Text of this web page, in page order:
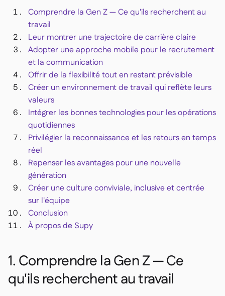
ERP
Agrégateurs
 Partenariats
Implementation
Comprendre la Gen Z — Ce qu'ils recherchent au
travail
Leur montrer une trajectoire de carrière claire
Adopter une approche mobile pour le recrutement
et la communication
Offrir de la flexibilité tout en restant prévisible
Créer un environnement de travail qui reflète leurs
valeurs
Intégrer les bonnes technologies pour les opérations
quotidiennes
Privilégier la reconnaissance et les retours en temps
réel
Repenser les avantages pour une nouvelle
génération
Créer une culture conviviale, inclusive et centrée
sur l'équipe
Conclusion
À propos de Supy
1. Comprendre la Gen Z — Ce
qu'ils recherchent au travail